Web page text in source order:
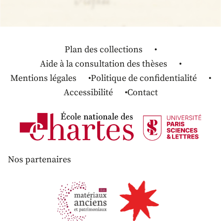
Plan des collections
Aide à la consultation des thèses
Mentions légales
Politique de confidentialité
Accessibilité
Contact
Nos partenaires